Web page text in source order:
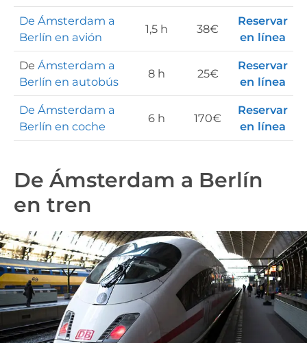
De Ámsterdam a
Berlín en avión
1,5 h 38€
Reservar
en línea
De Ámsterdam a
Berlín en autobús
8 h 25€
Reservar
en línea
De Ámsterdam a
Berlín en coche
6 h 170€
Reservar
en línea
De Ámsterdam a Berlín
en tren